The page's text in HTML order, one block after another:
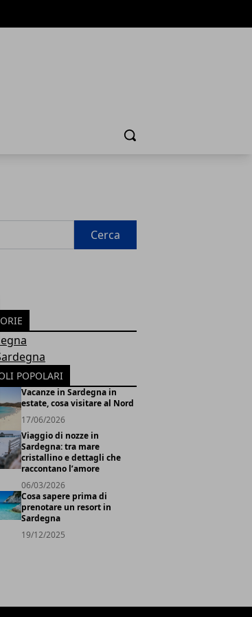
Cerca
Cerca
POPOLARI
Vacanze in Sardegna in
estate, cosa visitare al Nord
17/06/2026
Viaggio di nozze in
Sardegna: tra mare
cristallino e dettagli che
raccontano l’amore
06/03/2026
Cosa sapere prima di
prenotare un resort in
Sardegna
19/12/2025